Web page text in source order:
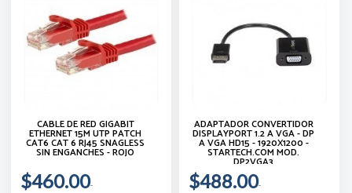
CABLE DE RED GIGABIT
ETHERNET 15M UTP PATCH
CAT6 CAT 6 RJ45 SNAGLESS
SIN ENGANCHES - ROJO
$460.00
ADAPTADOR CONVERTIDOR
DISPLAYPORT 1.2 A VGA - DP
A VGA HD15 - 1920X1200 -
STARTECH.COM MOD.
DP2VGA3
$488.00